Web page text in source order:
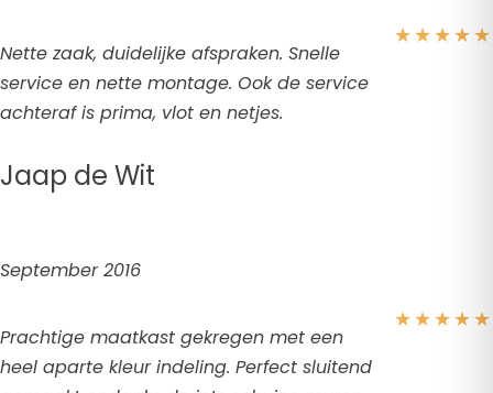
Nette zaak, duidelijke afspraken. Snelle
service en nette montage. Ook de service
achteraf is prima, vlot en netjes.
★★★★★
Jaap de Wit
September 2016
Prachtige maatkast gekregen met een
heel aparte kleur indeling. Perfect sluitend
★★★★★